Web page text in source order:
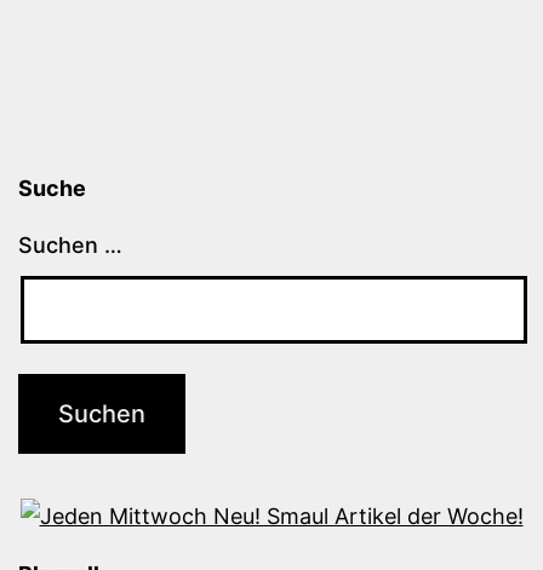
Suche
Suchen …